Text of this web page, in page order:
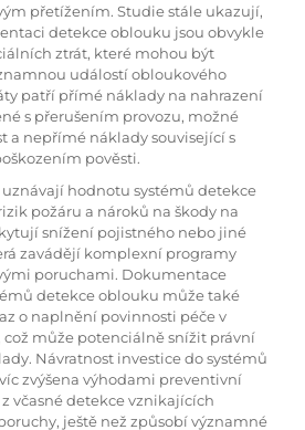
přetížením. Studie stále ukazují,
detekce oblouku jsou obvykle
ztrát, které mohou být
událostí obloukového
patří přímé náklady na nahrazení
s přerušením provozu, možné
a nepřímé náklady související s
pověsti.
uznávají hodnotu systémů detekce
požáru a nároků na škody na
snížení pojistného nebo jiné
zavádějí komplexní programy
poruchami. Dokumentace
detekce oblouku může také
o naplnění povinnosti péče v
může potenciálně snížit právní
Návratnost investice do systémů
zvýšena výhodami preventivní
včasné detekce vznikajících
ještě než způsobí významné